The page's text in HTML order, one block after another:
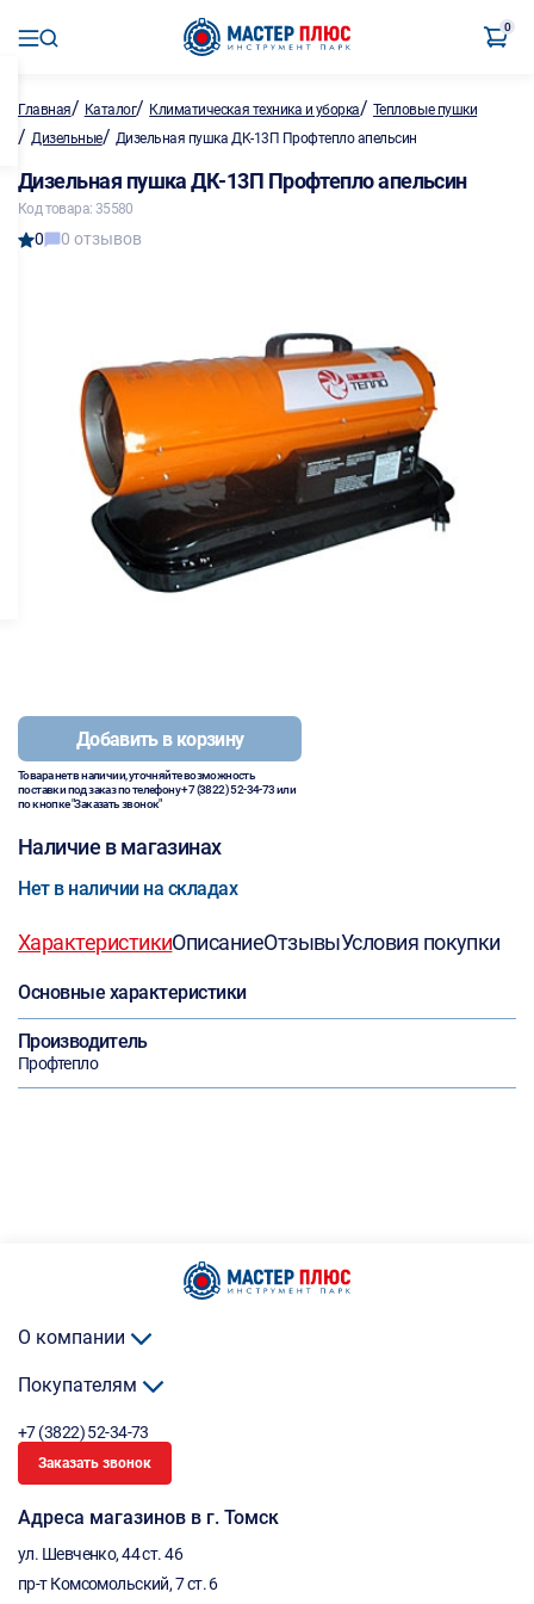
0
Главная/ Каталог/ Климатическая техника и уборка/ Тепловые пушки
/ Дизельные/ Дизельная пушка ДК-13П Профтепло апельсин
Дизельная пушка ДК-13П Профтепло апельсин
Код товара: 35580
0 0 отзывов
Добавить в корзину
Товара нет в наличии, уточняйте возможность
поставки под заказ по телефону+7 (3822) 52-34-73или
по кнопке "Заказать звонок"
Наличие в магазинах
Нет в наличии на складах
ХарактеристикиОписаниеОтзывыУсловия покупки
Основные характеристики
Производитель
Профтепло
О компании
Покупателям
+7 (3822) 52-34-73
Заказать звонок
Адреса магазинов в г. Томск
ул. Шевченко, 44 ст. 46
пр-т Комсомольский, 7 ст. 6